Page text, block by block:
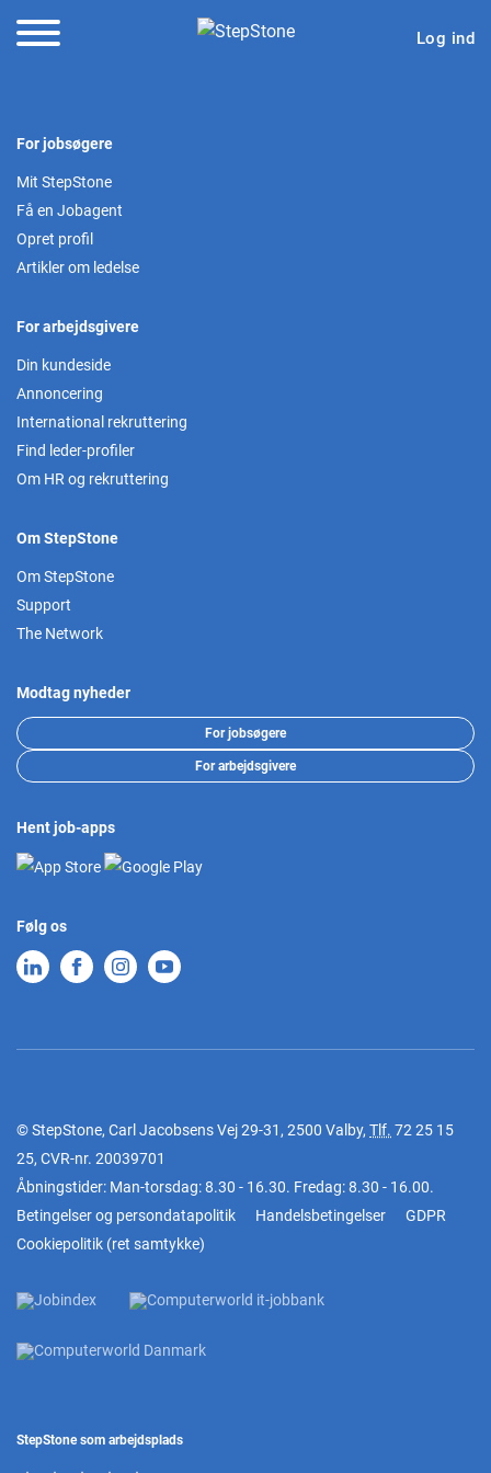
Log ind
For jobsøgere
Mit StepStone
Få en Jobagent
Opret profil
Artikler om ledelse
For arbejdsgivere
Din kundeside
Annoncering
International rekruttering
Find leder-profiler
Om HR og rekruttering
Om StepStone
Om StepStone
Support
The Network
Modtag nyheder
For jobsøgere
For arbejdsgivere
Hent job-apps
Følg os
© StepStone, Carl Jacobsens Vej 29-31, 2500 Valby, Tlf. 72 25 15
25, CVR-nr. 20039701
Åbningstider: Man-torsdag: 8.30 - 16.30. Fredag: 8.30 - 16.00.
Betingelser og persondatapolitik
Handelsbetingelser
GDPR
Cookiepolitik (ret samtykke)
StepStone som arbejdsplads